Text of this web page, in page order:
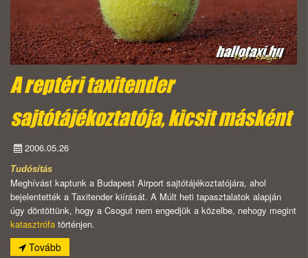
A reptéri taxitender
sajtótájékoztatója, kicsit másként
2006.05.26
Tudósítás
Meghívást kaptunk a Budapest Airport sajtótájékoztatójára, ahol
bejelentették a Taxitender kiírását. A Múlt heti tapasztalatok alapján
úgy döntöttünk, hogy a Csogut nem engedjük a közelbe, nehogy megint
katasztrófa történjen.
Tovább